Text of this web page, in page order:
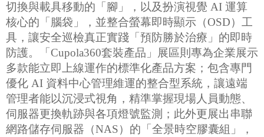
切換與載具移動的「腳」，以及扮演視覺 AI 運算
核心的「腦袋」，並整合螢幕即時顯示（OSD）工
具，讓安全巡檢真正實踐「預防勝於治療」的即時
防護。「Cupola360套裝產品」展區則專為企業展示
多款能立即上線運作的標準化產品方案；包含專門
優化 AI 資料中心管理維運的整合型系統，讓遠端
管理者能以沉浸式視角，精準掌握現場人員動態、
伺服器更換軌跡與各項燈號監測；此外更展出串聯
網路儲存伺服器（NAS）的「全景時空膠囊組」，